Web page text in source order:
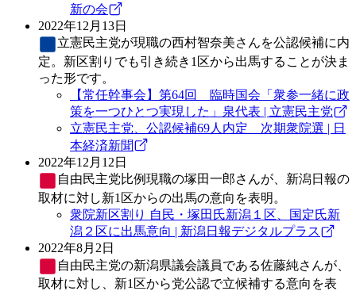
新の会
2022年12月13日
立憲民主党が現職の西村智奈美さんを公認候補に内
定。新区割りでも引き続き1区から出馬することが決ま
った形です。
【常任幹事会】第64回 臨時国会「衆参一緒に政
策を一つひとつ実現した」泉代表 | 立憲民主党
立憲民主党、公認候補69人内定 次期衆院選 | 日
本経済新聞
2022年12月12日
自由民主党比例現職の塚田一郎さんが、新潟日報の
取材に対し新1区からの出馬の意向を表明。
衆院新区割り 自民・塚田氏新潟１区、国定氏新
潟２区に出馬意向 | 新潟日報デジタルプラス
2022年8月2日
自由民主党の新潟県議会議員である佐藤純さんが、
取材に対し、新1区から党公認で立候補する意向を表